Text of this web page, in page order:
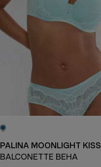
PALINA MOONLIGHT KISS
BALCONETTE BEHA